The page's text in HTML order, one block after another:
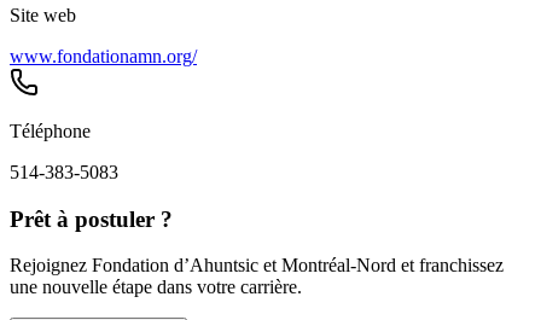
Site web
www.fondationamn.org/
Téléphone
514-383-5083
Prêt à postuler ?
Rejoignez Fondation d’Ahuntsic et Montréal-Nord et franchissez
une nouvelle étape dans votre carrière.